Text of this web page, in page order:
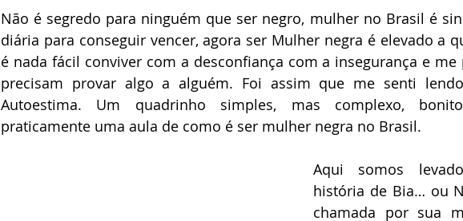
Não é segredo para ninguém que ser negro, mulher no Brasil é
diária para conseguir vencer, agora ser Mulher negra é elevado a
é nada fácil conviver com a desconfiança com a insegurança e me
precisam provar algo a alguém. Foi assim que me senti
Autoestima. Um quadrinho simples, mas complexo,
praticamente uma aula de como é ser mulher negra no Brasil.
Aqui somos
história de Bia… ou
chamada por sua